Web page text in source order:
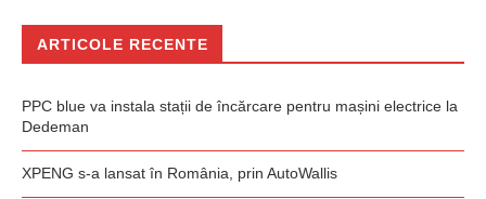
ARTICOLE RECENTE
PPC blue va instala stații de încărcare pentru mașini electrice la
Dedeman
XPENG s-a lansat în România, prin AutoWallis